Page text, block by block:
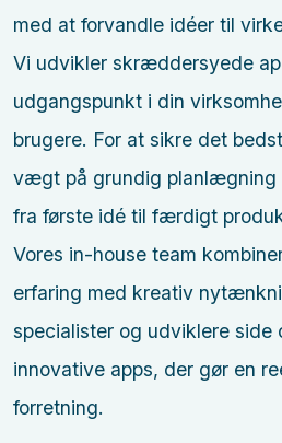
med at forvandle idéer til
Vi udvikler skræddersyede
udgangspunkt i din
brugere. For at sikre det
vægt på grundig planlægning
fra første idé til færdigt
Vores in-house team
erfaring med kreativ
specialister og udviklere side
innovative apps, der gør en
forretning.